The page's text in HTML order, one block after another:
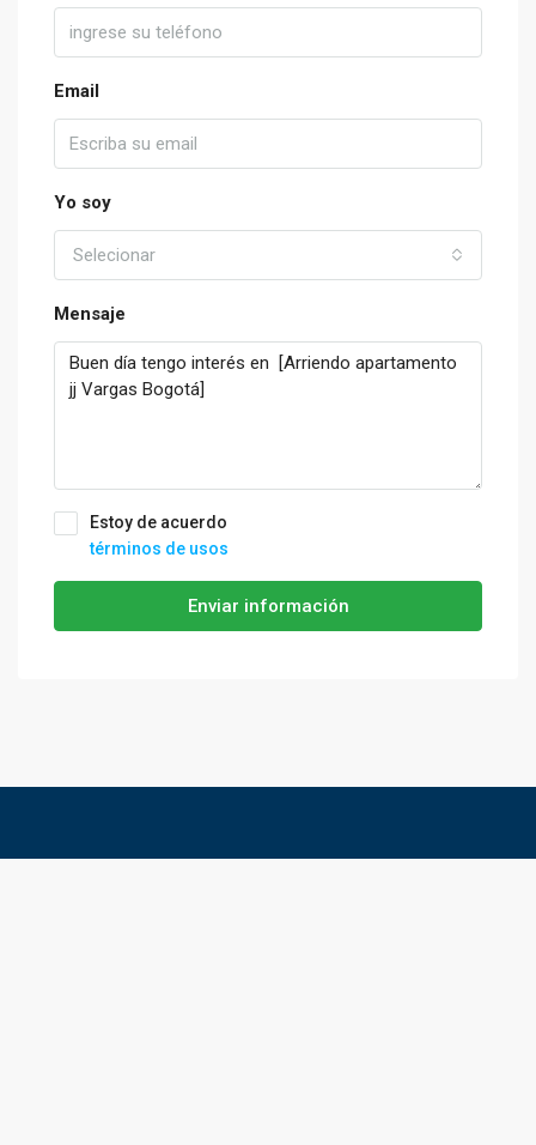
Email
Yo soy
Selecionar
Mensaje
Estoy de acuerdo
términos de usos
Enviar información